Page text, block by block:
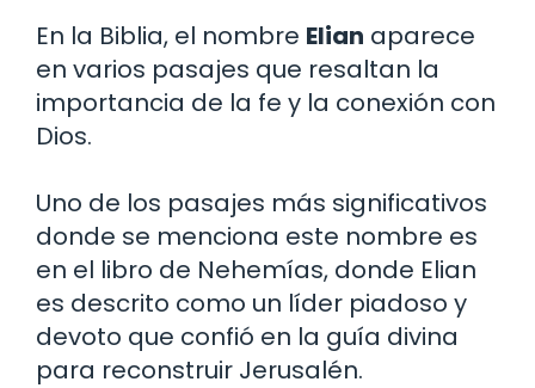
En la Biblia, el nombre Elian aparece
en varios pasajes que resaltan la
importancia de la fe y la conexión con
Dios.
Uno de los pasajes más significativos
donde se menciona este nombre es
en el libro de Nehemías, donde Elian
es descrito como un líder piadoso y
devoto que confió en la guía divina
para reconstruir Jerusalén.